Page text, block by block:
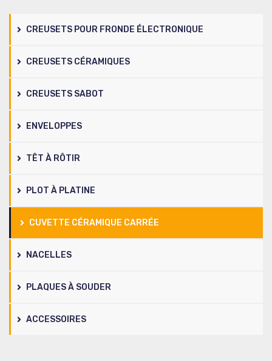
CREUSETS POUR FRONDE ÉLECTRONIQUE
CREUSETS CÉRAMIQUES
CREUSETS SABOT
ENVELOPPES
TÊT À RÔTIR
PLOT À PLATINE
CUVETTE CÉRAMIQUE CARRÉE
NACELLES
PLAQUES À SOUDER
ACCESSOIRES